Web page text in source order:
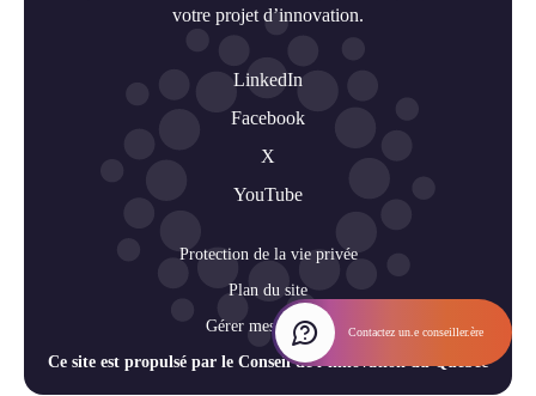
Contactez un.e conseiller.ère
votre projet d’innovation.
LinkedIn
Facebook
X
YouTube
Protection de la vie privée
Plan du site
Gérer mes cookies
Ce site est propulsé par le Conseil de l’innovation du Québec